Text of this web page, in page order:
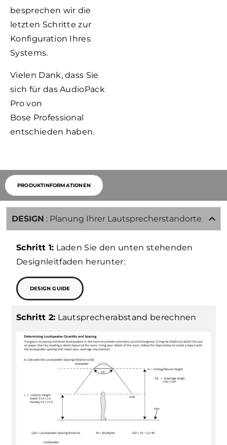
besprechen wir die
letzten Schritte zur
Konfiguration Ihres
Systems.
Vielen Dank, dass Sie
sich für das AudioPack
Pro von
Bose Professional
entschieden haben.
PRODUKTINFORMATIONEN
DESIGN : Planung Ihrer Lautsprecherstandorte
Schritt 1: Laden Sie den unten stehenden
Designleitfaden herunter:
DESIGN GUIDE
Schritt 2: Lautsprecherabstand berechnen